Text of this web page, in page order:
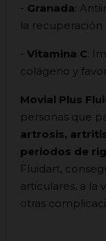
- Granada:
la recuperación
- Vitamina C:
colágeno y
Movial Plus
personas que
artrosis,
periodos de
Fluidart,
articulares, a la
otras